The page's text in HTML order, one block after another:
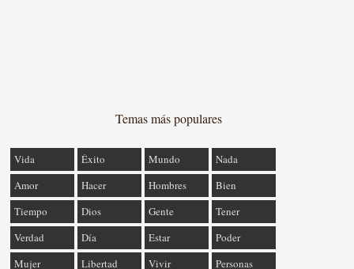
Temas más populares
Vida Éxito Mundo
Nada
Amor
Hacer Hombres
Bien
Tiempo
Dios Gente
Tener
Verdad
Día Estar
Poder
Mujer
Libertad Vivir Personas